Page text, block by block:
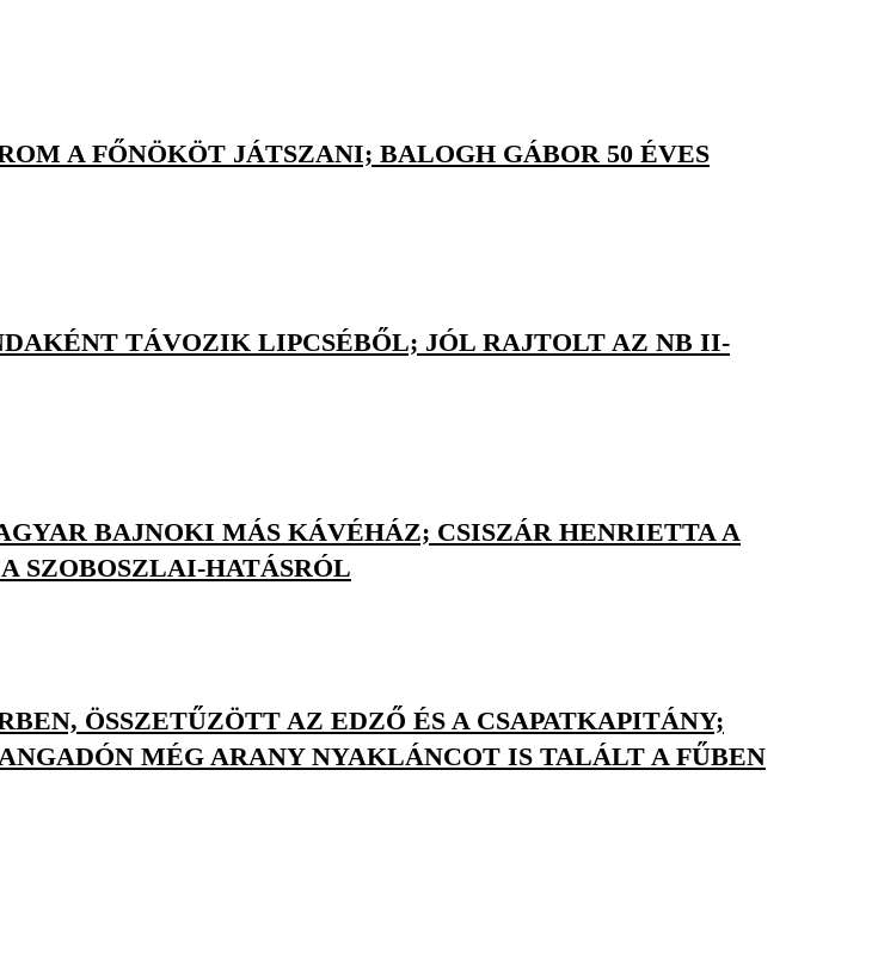
A FŐNÖKÖT JÁTSZANI; BALOGH GÁBOR 50 ÉVES
TÁVOZIK LIPCSÉBŐL; JÓL RAJTOLT AZ NB II-
BAJNOKI MÁS KÁVÉHÁZ; CSISZÁR HENRIETTA A
SZOBOSZLAI-HATÁSRÓL
ÖSSZETŰZÖTT AZ EDZŐ ÉS A CSAPATKAPITÁNY;
MÉG ARANY NYAKLÁNCOT IS TALÁLT A FŰBEN